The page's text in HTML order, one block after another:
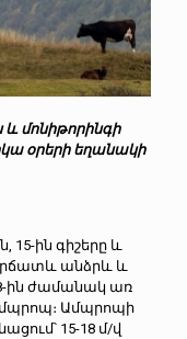
և մոնիթորինգի
օրերի եղանակի
15-ին գիշերը և
անձրև և
ին ժամանակ առ
Ամպրոպի
15-18 մ/վ